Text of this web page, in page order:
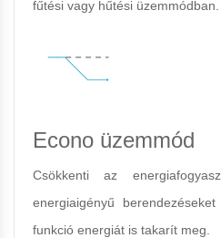
fűtési vagy hűtési üzemmódban.
Econo üzemmód
Csökkenti az
energiaigényű
funkció energiát is takarít meg.